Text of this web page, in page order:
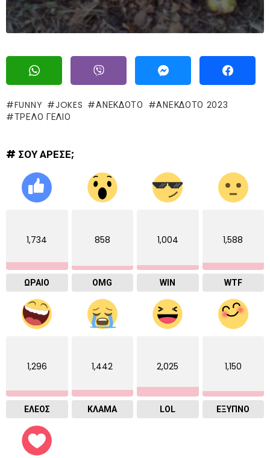
FUNNY JOKES ΑΝΕΚΔΟΤΟ
ΑΝΕΚΔΟΤΟ 2023
ΤΡΕΛΌ ΓΈΛΙΟ
# ΣΟΥ ΑΡΕΣΕ;
1,734
ΩΡΑΙΟ
858
OMG
1,004
WIN
1,588
WTF
1,296
ΕΛΕΟΣ
1,442
ΚΛΑΜΑ
2,025
LOL
1,150
ΈΞΥΠΝΟ